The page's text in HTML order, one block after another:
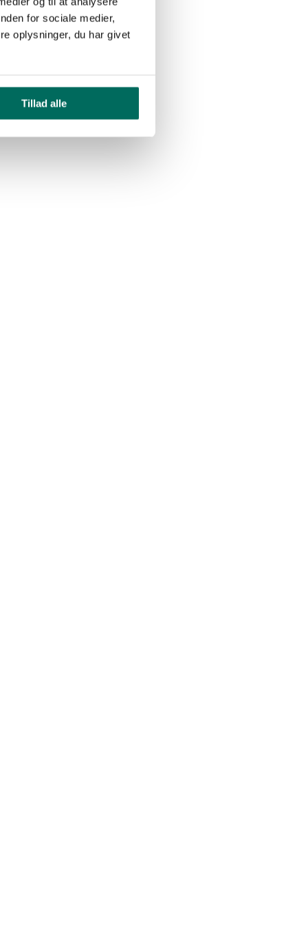
for sociale medier,
oplysninger, du har givet
Tillad alle